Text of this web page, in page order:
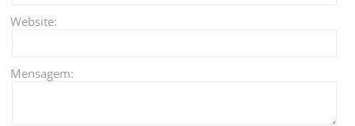
Website:
Mensagem: